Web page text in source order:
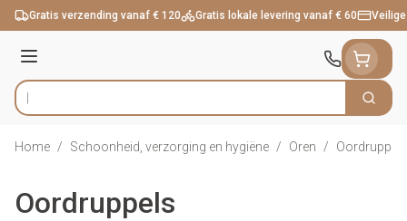
Ga naar de inhoud
Gratis verzending vanaf € 120 Gratis lokale levering vanaf € 60
Menu
Product, merk, categorie... Zoek
Home / Schoonheid, verzorging en hygiëne / Oren / Oordruppels
Oordruppels